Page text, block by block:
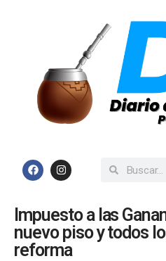
Impuesto a las
nuevo piso y todos
reforma